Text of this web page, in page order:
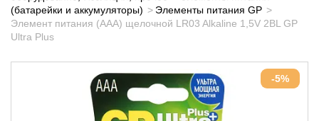
(батарейки и аккумуляторы)
Элементы питания GP
Элемент питания (AAA) щелочной LR03 Alkaline 1,5V 2BL GP
Ultra Plus
-5%